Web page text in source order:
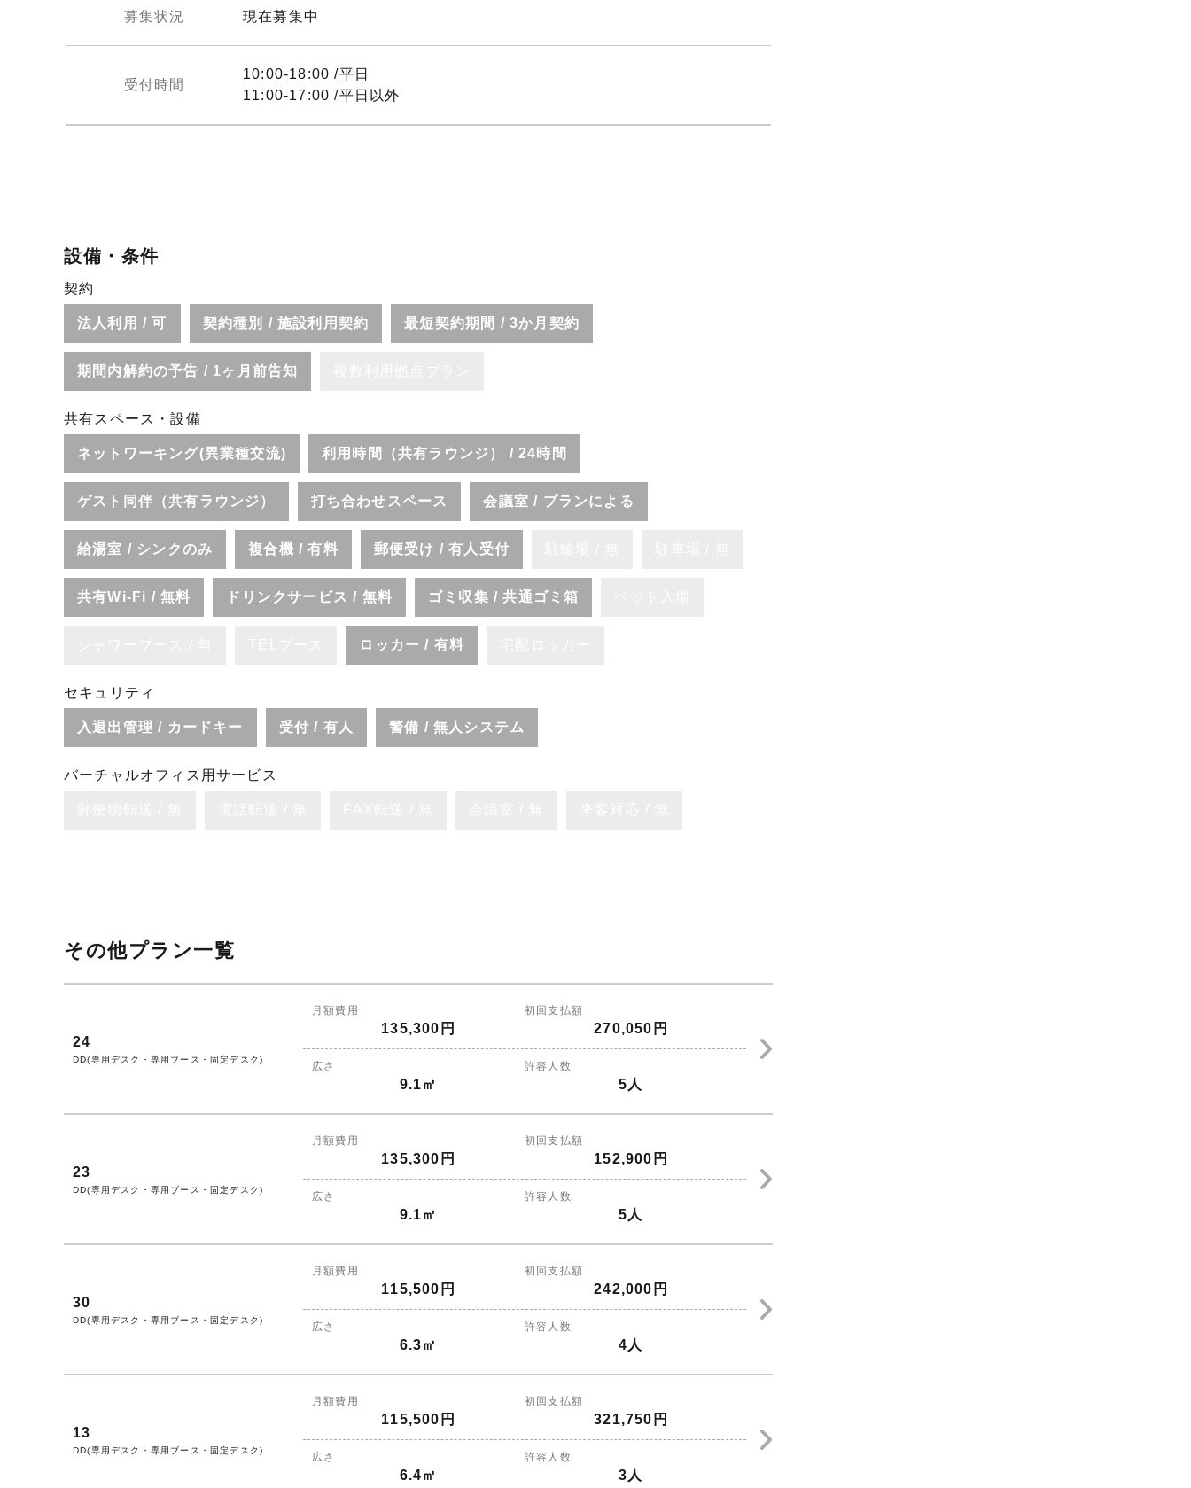
募集状況 現在募集中
受付時間
10:00-18:00 /平日
11:00-17:00 /平日以外
設備・条件
契約
法人利用 / 可 契約種別 / 施設利用契約 最短契約期間 / 3か月契約
期間内解約の予告 / 1ヶ月前告知
共有スペース・設備
ネットワーキング(異業種交流) 利用時間（共有ラウンジ） / 24時間
ゲスト同伴（共有ラウンジ） 打ち合わせスペース 会議室 / プランによる
給湯室 / シンクのみ 複合機 / 有料 郵便受け / 有人受付
共有Wi-Fi / 無料 ドリンクサービス / 無料 ゴミ収集 / 共通ゴミ箱
ロッカー / 有料
セキュリティ
入退出管理 / カードキー 受付 / 有人 警備 / 無人システム
バーチャルオフィス用サービス
その他プラン一覧
24
DD(専用デスク・専用ブース・固定デスク)
月額費用
135,300円
初回支払額
270,050円
広さ
9.1㎡
許容人数
5人
23
DD(専用デスク・専用ブース・固定デスク)
月額費用
135,300円
初回支払額
152,900円
広さ
9.1㎡
許容人数
5人
30
DD(専用デスク・専用ブース・固定デスク)
月額費用
115,500円
初回支払額
242,000円
広さ
6.3㎡
許容人数
4人
13
DD(専用デスク・専用ブース・固定デスク)
月額費用
115,500円
初回支払額
321,750円
広さ
6.4㎡
許容人数
3人